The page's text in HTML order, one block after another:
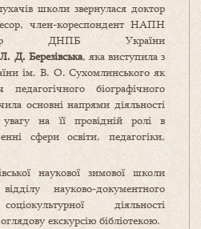
школи звернулася доктор
член-кореспондент НАПН
ДНПБ України
Л. Д. Березівська, яка виступила з
ім. В. О. Сухомлинського як
біографічного
основні напрями діяльності
увагу на її провідній ролі в
сфери освіти, педагогіки,
наукової зимової школи
науково-документного
діяльності
екскурсію бібліотекою.